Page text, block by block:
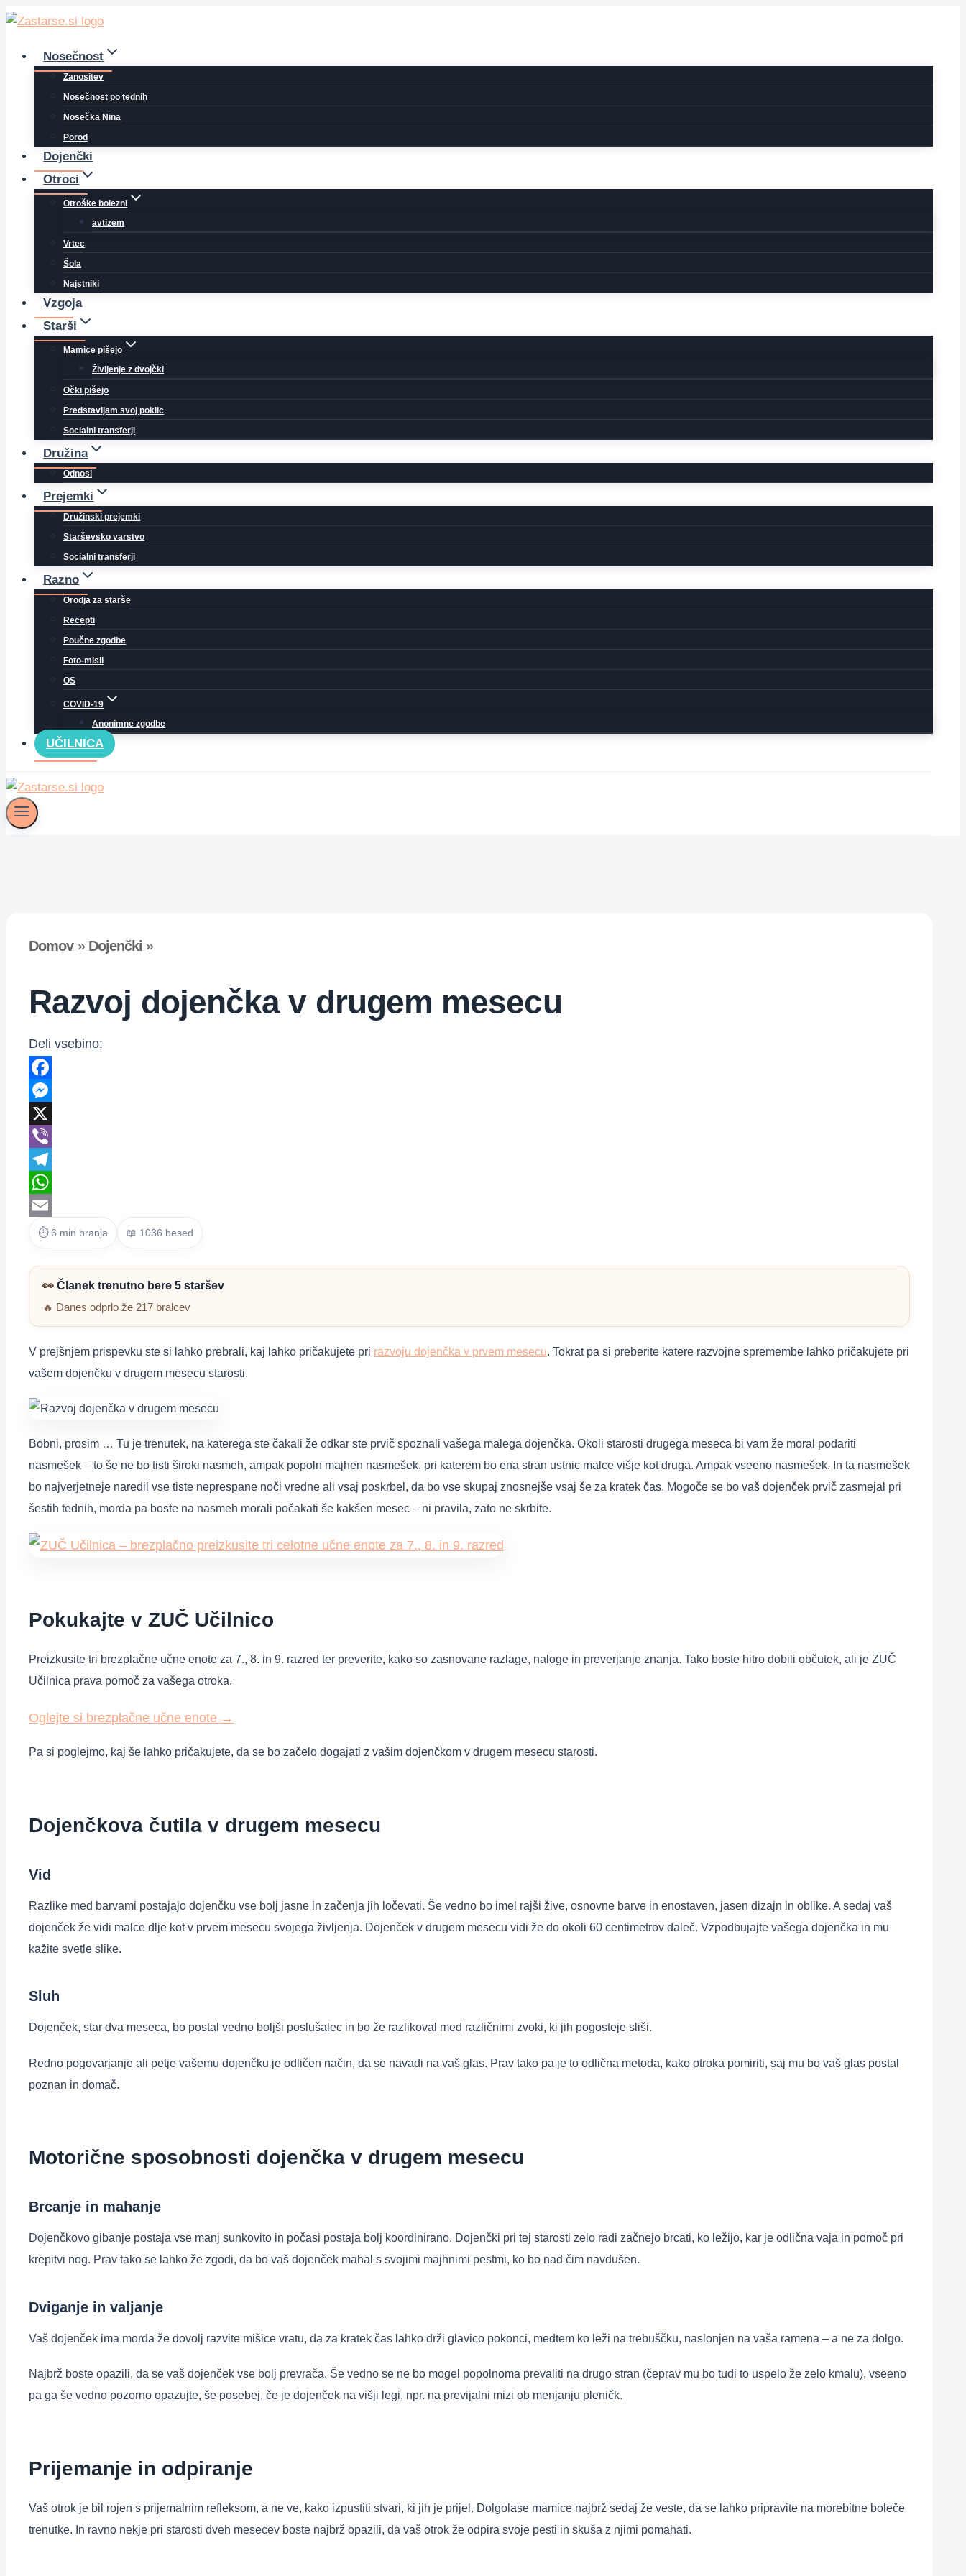
Skip
contentNosečnost
Zanositev
Nosečnost po tednih
Nosečka Nina
Porod
Dojenčki
Otroci
Otroške bolezni
avtizem
Vrtec
Šola
Najstniki
Vzgoja
Starši
Mamice pišejo
Življenje z dvojčki
Očki pišejo
Predstavljam svoj poklic
Socialni transferji
Družina
Odnosi
Prejemki
Družinski prejemki
Starševsko varstvo
Socialni transferji
Razno
Orodja za starše
Recepti
Poučne zgodbe
Foto-misli
OS
COVID-19
Anonimne zgodbe
UČILNICA
Domov» Dojenčki »
Razvoj dojenčka v drugem mesecu
Deli vsebino:
Facebook
Messenger
X
Viber
Telegram
WhatsApp
Email
⏱ 6 min branja 📖 1036 besed
👀 Članek trenutno bere 5 staršev
🔥 Danes odprlo že 217 bralcev
V prejšnjem prispevku ste si lahko prebrali, kaj lahko pričakujete pri razvoju dojenčka v prvem mesecu. Tokrat pa si preberite katere razvojne spremembe lahko pričakujete pri
vašem dojenčku v drugem mesecu starosti.
Bobni, prosim … Tu je trenutek, na katerega ste čakali že odkar ste prvič spoznali vašega malega dojenčka. Okoli starosti drugega meseca bi vam že moral podariti
nasmešek – to še ne bo tisti široki nasmeh, ampak popoln majhen nasmešek, pri katerem bo ena stran ustnic malce višje kot druga. Ampak vseeno nasmešek. In ta nasmešek
bo najverjetneje naredil vse tiste neprespane noči vredne ali vsaj poskrbel, da bo vse skupaj znosnejše vsaj še za kratek čas. Mogoče se bo vaš dojenček prvič zasmejal pri
šestih tednih, morda pa boste na nasmeh morali počakati še kakšen mesec – ni pravila, zato ne skrbite.
Pokukajte v ZUČ Učilnico
Preizkusite tri brezplačne učne enote za 7., 8. in 9. razred ter preverite, kako so zasnovane razlage, naloge in preverjanje znanja. Tako boste hitro dobili občutek, ali je ZUČ
Učilnica prava pomoč za vašega otroka.
Oglejte si brezplačne učne enote →
Pa si poglejmo, kaj še lahko pričakujete, da se bo začelo dogajati z vašim dojenčkom v drugem mesecu starosti.
Dojenčkova čutila v drugem mesecu
Vid
Razlike med barvami postajajo dojenčku vse bolj jasne in začenja jih ločevati. Še vedno bo imel rajši žive, osnovne barve in enostaven, jasen dizajn in oblike. A sedaj vaš
dojenček že vidi malce dlje kot v prvem mesecu svojega življenja. Dojenček v drugem mesecu vidi že do okoli 60 centimetrov daleč. Vzpodbujajte vašega dojenčka in mu
kažite svetle slike.
Sluh
Dojenček, star dva meseca, bo postal vedno boljši poslušalec in bo že razlikoval med različnimi zvoki, ki jih pogosteje sliši.
Redno pogovarjanje ali petje vašemu dojenčku je odličen način, da se navadi na vaš glas. Prav tako pa je to odlična metoda, kako otroka pomiriti, saj mu bo vaš glas postal
poznan in domač.
Motorične sposobnosti dojenčka v drugem mesecu
Brcanje in mahanje
Dojenčkovo gibanje postaja vse manj sunkovito in počasi postaja bolj koordinirano. Dojenčki pri tej starosti zelo radi začnejo brcati, ko ležijo, kar je odlična vaja in pomoč pri
krepitvi nog. Prav tako se lahko že zgodi, da bo vaš dojenček mahal s svojimi majhnimi pestmi, ko bo nad čim navdušen.
Dviganje in valjanje
Vaš dojenček ima morda že dovolj razvite mišice vratu, da za kratek čas lahko drži glavico pokonci, medtem ko leži na trebuščku, naslonjen na vaša ramena – a ne za dolgo.
Najbrž boste opazili, da se vaš dojenček vse bolj prevrača. Še vedno se ne bo mogel popolnoma prevaliti na drugo stran (čeprav mu bo tudi to uspelo že zelo kmalu), vseeno
pa ga še vedno pozorno opazujte, še posebej, če je dojenček na višji legi, npr. na previjalni mizi ob menjanju pleničk.
Prijemanje in odpiranje
Vaš otrok je bil rojen s prijemalnim refleksom, a ne ve, kako izpustiti stvari, ki jih je prijel. Dolgolase mamice najbrž sedaj že veste, da se lahko pripravite na morebitne boleče
trenutke. In ravno nekje pri starosti dveh mesecev boste najbrž opazili, da vaš otrok že odpira svoje pesti in skuša z njimi pomahati.